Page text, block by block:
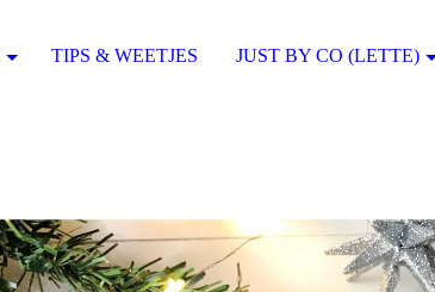
TIPS & WEETJES JUST BY CO (LETTE)